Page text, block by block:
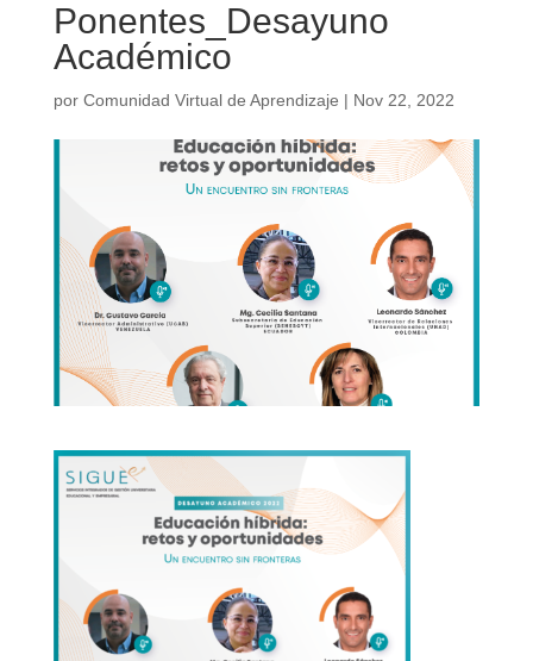
Ponentes_Desayuno
Académico
por Comunidad Virtual de Aprendizaje | Nov 22, 2022